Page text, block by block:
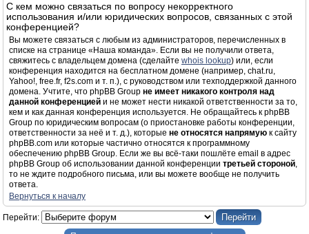
С кем можно связаться по вопросу некорректного
использования и/или юридических вопросов, связанных с этой
конференцией?
Вы можете связаться с любым из администраторов, перечисленных в
списке на странице «Наша команда». Если вы не получили ответа,
свяжитесь с владельцем домена (сделайте whois lookup) или, если
конференция находится на бесплатном домене (например, chat.ru,
Yahoo!, free.fr, f2s.com и т. п.), с руководством или техподдержкой данного
домена. Учтите, что phpBB Group не имеет никакого контроля над
данной конференцией и не может нести никакой ответственности за то,
кем и как данная конференция используется. Не обращайтесь к phpBB
Group по юридическим вопросам (о приостановке работы конференции,
ответственности за неё и т. д.), которые не относятся напрямую к сайту
phpBB.com или которые частично относятся к программному
обеспечению phpBB Group. Если же вы всё-таки пошлёте email в адрес
phpBB Group об использовании данной конференции третьей стороной,
то не ждите подробного письма, или вы можете вообще не получить
ответа.
Вернуться к началу
Перейти: